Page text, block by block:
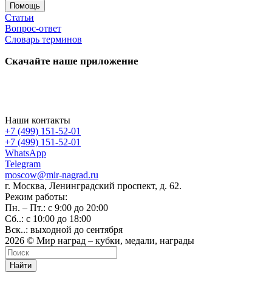
Помощь
Статьи
Вопрос-ответ
Словарь терминов
Скачайте наше приложение
Наши контакты
+7 (499) 151-52-01
+7 (499) 151-52-01
WhatsApp
Telegram
moscow@mir-nagrad.ru
г. Москва, Ленинградский проспект, д. 62.
Режим работы:
Пн. – Пт.: с 9:00 до 20:00
Сб..: с 10:00 до 18:00
Вск..: выходной до сентября
2026 © Мир наград – кубки, медали, награды
Найти